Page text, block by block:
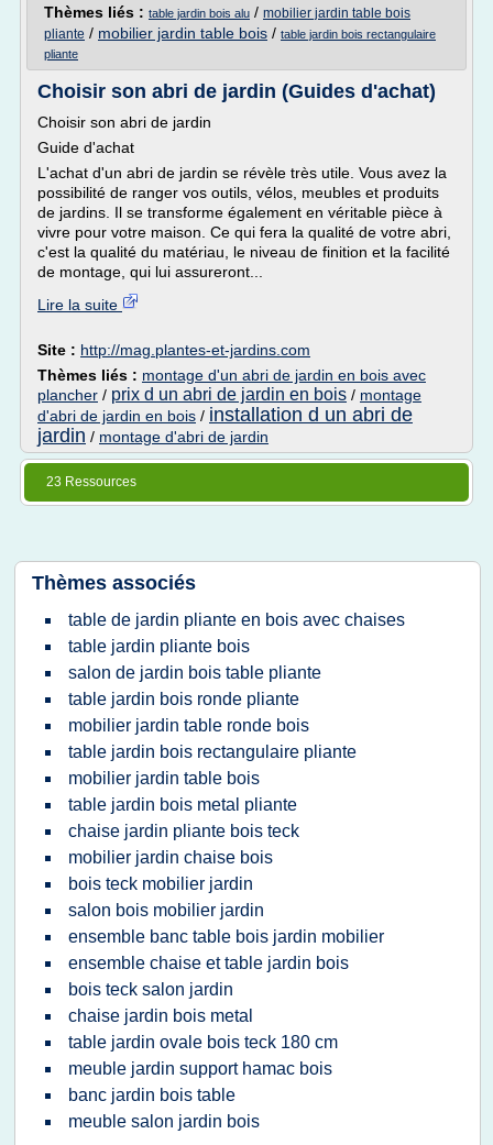
Thèmes liés : table jardin bois alu / mobilier jardin table bois
pliante / mobilier jardin table bois / table jardin bois rectangulaire
pliante
Choisir son abri de jardin (Guides d'achat)
Choisir son abri de jardin
Guide d'achat
L'achat d'un abri de jardin se révèle très utile. Vous avez la
possibilité de ranger vos outils, vélos, meubles et produits
de jardins. Il se transforme également en véritable pièce à
vivre pour votre maison. Ce qui fera la qualité de votre abri,
c'est la qualité du matériau, le niveau de finition et la facilité
de montage, qui lui assureront...
Lire la suite
Site : http://mag.plantes-et-jardins.com
Thèmes liés : montage d'un abri de jardin en bois avec
plancher / prix d un abri de jardin en bois / montage
d'abri de jardin en bois / installation d un abri de
jardin / montage d'abri de jardin
23 Ressources
Thèmes associés
table de jardin pliante en bois avec chaises
table jardin pliante bois
salon de jardin bois table pliante
table jardin bois ronde pliante
mobilier jardin table ronde bois
table jardin bois rectangulaire pliante
mobilier jardin table bois
table jardin bois metal pliante
chaise jardin pliante bois teck
mobilier jardin chaise bois
bois teck mobilier jardin
salon bois mobilier jardin
ensemble banc table bois jardin mobilier
ensemble chaise et table jardin bois
bois teck salon jardin
chaise jardin bois metal
table jardin ovale bois teck 180 cm
meuble jardin support hamac bois
banc jardin bois table
meuble salon jardin bois